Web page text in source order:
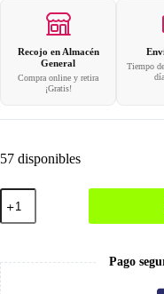
Recojo en Almacén
General
Compra online y retira
¡Gratis!
Tiempo
57 disponibles
Coffin
Mate
Talla
und)
cantidad
Pago